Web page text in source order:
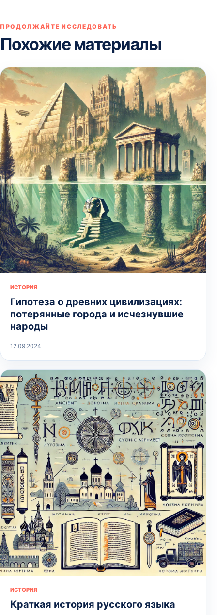
ПРОДОЛЖАЙТЕ ИССЛЕДОВАТЬ
Похожие материалы
ИСТОРИЯ
Гипотеза о древних цивилизациях:
потерянные города и исчезнувшие
народы
12.09.2024
ИСТОРИЯ
Краткая история русского языка